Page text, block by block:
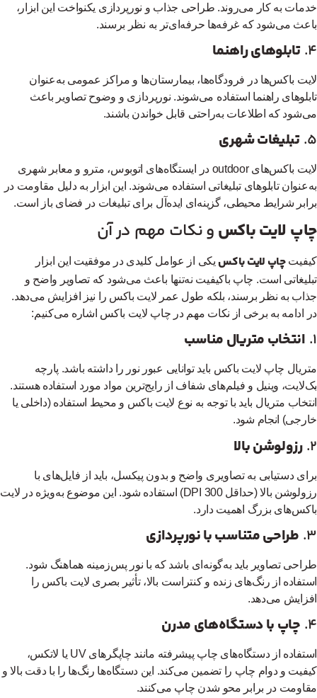
به کار می‌روند. طراحی جذاب و نورپردازی یکنواخت این ابزار،
می‌شود که غرفه‌ها حرفه‌ای‌تر به نظر برسند.
تابلوهای راهنما
باکس‌ها در فرودگاه‌ها، بیمارستان‌ها و مراکز عمومی به‌عنوان
راهنما استفاده می‌شوند. نورپردازی و وضوح تصاویر باعث
که اطلاعات به‌راحتی قابل خواندن باشند.
تبلیغات شهری
لایت باکس‌های outdoor در ایستگاه‌های اتوبوس، مترو و معابر شهری
تابلوهای تبلیغاتی استفاده می‌شوند. این ابزار به دلیل مقاومت در
شرایط محیطی، گزینه‌ای ایده‌آل برای تبلیغات در فضای باز است.
لایت باکسو نکات مهم در آن
چاپ لایت باکسیکی از عوامل کلیدی در موفقیت این ابزار
است. چاپ باکیفیت نه‌تنها باعث می‌شود که تصاویر واضح و
به نظر برسند، بلکه طول عمر لایت باکس را نیز افزایش می‌دهد.
ادامه به برخی از نکات مهم در چاپ لایت باکس اشاره می‌کنیم:
انتخاب متریال مناسب
چاپ لایت باکس باید توانایی عبور نور را داشته باشد. پارچه
وینیل و فیلم‌های شفاف از رایج‌ترین مواد مورد استفاده هستند.
متریال باید با توجه به نوع لایت باکس و محیط استفاده (داخلی یا
انجام شود.
رزولوشن بالا
دستیابی به تصاویری واضح و بدون پیکسل، باید از فایل‌های با
رزولوشن بالا (حداقل 300 DPI) استفاده شود. این موضوع به‌ویژه در لایت
بزرگ اهمیت دارد.
طراحی متناسب با نورپردازی
تصاویر باید به‌گونه‌ای باشد که با نور پس‌زمینه هماهنگ شود.
از رنگ‌های زنده و کنتراست بالا، تأثیر بصری لایت باکس را
می‌دهد.
چاپ با دستگاه‌های مدرن
استفاده از دستگاه‌های چاپ پیشرفته مانند چاپگرهای UV یا لاتکس،
و دوام چاپ را تضمین می‌کند. این دستگاه‌ها رنگ‌ها را با دقت بالا و
در برابر محو شدن چاپ می‌کنند.